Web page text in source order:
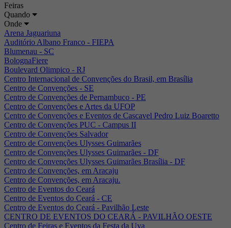
Feiras
Quando
Onde
Arena Jaguariuna
Auditório Albano Franco - FIEPA
Blumenau - SC
BolognaFiere
Boulevard Olimpico - RJ
Centro Internacional de Convenções do Brasil, em Brasília
Centro de Convenções - SE
Centro de Convenções de Pernambuco - PE
Centro de Convenções e Artes da UFOP
Centro de Convenções e Eventos de Cascavel Pedro Luiz Boaretto
Centro de Convenções PUC - Campus II
Centro de Convenções Salvador
Centro de Convenções Ulysses Guimarães
Centro de Convenções Ulysses Guimarães - DF
Centro de Convenções Ulysses Guimarães Brasília - DF
Centro de Convenções, em Aracaju
Centro de Convenções, em Aracaju.
Centro de Eventos do Ceará
Centro de Eventos do Ceará - CE
Centro de Eventos do Ceará - Pavilhão Leste
CENTRO DE EVENTOS DO CEARÁ - PAVILHÃO OESTE
Centro de Feiras e Eventos da Festa da Uva